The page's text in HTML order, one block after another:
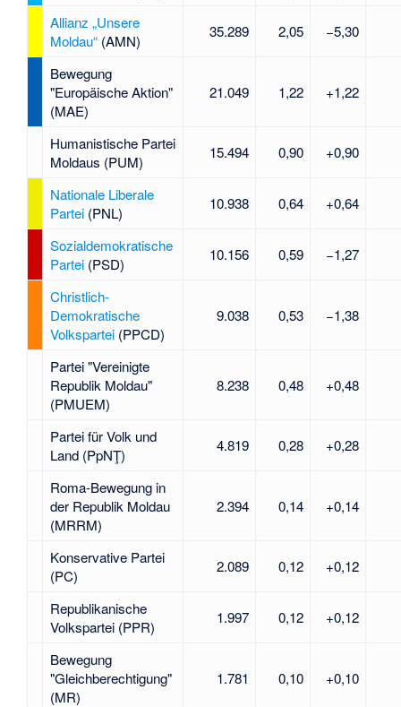
Allianz „Unsere
Moldau“(AMN)
35.289 2,05 −5,30
Bewegung
"Europäische Aktion"
(MAE)
21.049 1,22 +1,22
Humanistische Partei
Moldaus (PUM)
15.494 0,90 +0,90
Nationale Liberale
Partei(PNL)
10.938 0,64 +0,64
Sozialdemokratische
Partei(PSD)
10.156 0,59 −1,27
Christlich-
Demokratische
Volkspartei(PPCD)
9.038 0,53 −1,38
Partei "Vereinigte
Republik Moldau"
(PMUEM)
8.238 0,48 +0,48
Partei für Volk und
Land(PpNŢ)
4.819 0,28 +0,28
Roma-Bewegung in
der Republik Moldau
(MRRM)
2.394 0,14 +0,14
Konservative Partei
(PC)
2.089 0,12 +0,12
Republikanische
Volkspartei(PPR)
1.997 0,12 +0,12
Bewegung
"Gleichberechtigung"
(MR)
1.781 0,10 +0,10